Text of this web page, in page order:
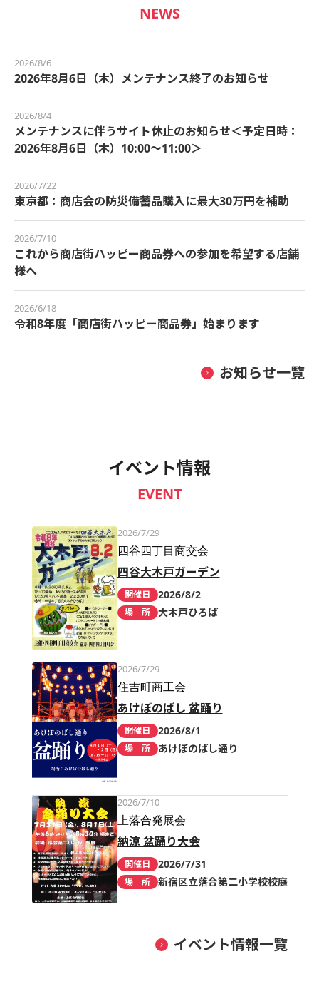
NEWS
2026/8/6
2026年8月6日（木）メンテナンス終了のお知らせ
2026/8/4
メンテナンスに伴うサイト休止のお知らせ＜予定日時：
2026年8月6日（木）10:00～11:00＞
2026/7/22
東京都：商店会の防災備蓄品購入に最大30万円を補助
2026/7/10
これから商店街ハッピー商品券への参加を希望する店舗
様へ
2026/6/18
令和8年度「商店街ハッピー商品券」始まります
お知らせ一覧
イベント情報
EVENT
2026/7/29
四谷四丁目商交会
四谷大木戸ガーデン
開催日 2026/8/2
場 所 大木戸ひろば
2026/7/29
住吉町商工会
あけぼのばし 盆踊り
開催日 2026/8/1
場 所 あけぼのばし通り
2026/7/10
上落合発展会
納涼 盆踊り大会
開催日 2026/7/31
場 所 新宿区立落合第二小学校校庭
イベント情報一覧